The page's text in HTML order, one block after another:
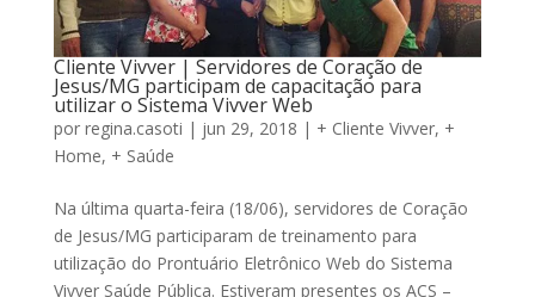
Cliente Vivver | Servidores de Coração de
Jesus/MG participam de capacitação para
utilizar o Sistema Vivver Web
por regina.casoti | jun 29, 2018 | + Cliente Vivver, +
Home, + Saúde
Na última quarta-feira (18/06), servidores de Coração
de Jesus/MG participaram de treinamento para
utilização do Prontuário Eletrônico Web do Sistema
Vivver Saúde Pública. Estiveram presentes os ACS –